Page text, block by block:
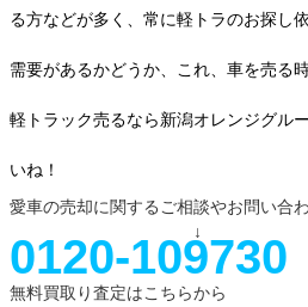
る方などが多く、常に軽トラのお探し
需要があるかどうか、これ、車を売る
軽トラック売るなら新潟オレンジグル
いね！
愛車の売却に関するご相談やお問い合
↓
0120-109730
無料買取り査定はこちらから